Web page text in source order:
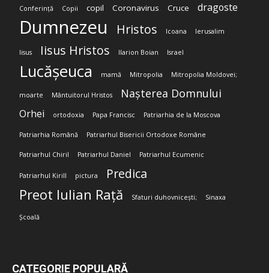
Conferință Copii copil Coronavirus Cruce dragoste
Dumnezeu Hristos Icoana Ierusalim
Iisus Iisus Hristos Ilarion Boian Israel
Lucășeuca mamă Mitropolia Mitropolia Moldovei;
moarte Mântuitorul Hristos Nașterea Domnului
Orhei ortodoxia Papa Francisc Patriarhia de la Moscova
Patriarhia Română Patriarhul Bisericii Ortodoxe Române
Patriarhul Chiril Patriarhul Daniel Patriarhul Ecumenic
Patriarhul Kirill pictura Predica
Preot Iulian Rață Sfaturi duhovnicești; Sinaxa
Școală
CATEGORIE POPULARĂ